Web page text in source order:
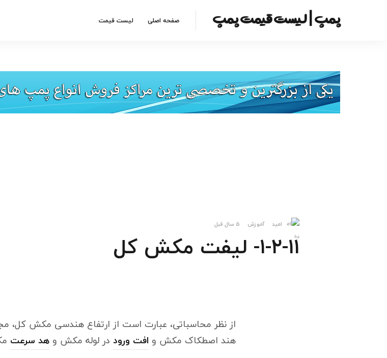
پمپ | لیست قیمت پمپ صفحه اصلی لیست قیمت
امید آموزش 5 سال قبل
۱-۲-۱۱- لیفت مکش کل
از نظر محاسباتی، عبارت است از ارتفاع هندسی مکش
هند اصطکاک مکش و افت ورود در لوله مکش و هد سرعت